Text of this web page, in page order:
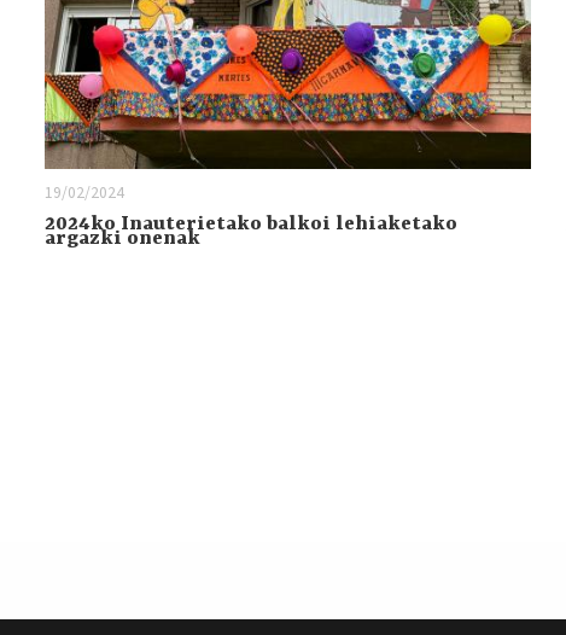
19/02/2024
2024ko Inauterietako balkoi lehiaketako
argazki onenak